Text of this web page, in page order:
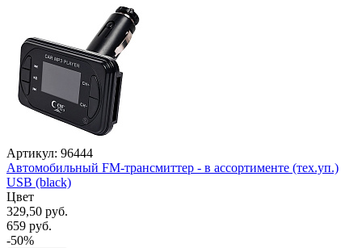
Артикул: 96444
Автомобильный FM-трансмиттер - в ассортименте (тех.уп.)
USB (black)
Цвет
329,50 руб.
659 руб.
-50%